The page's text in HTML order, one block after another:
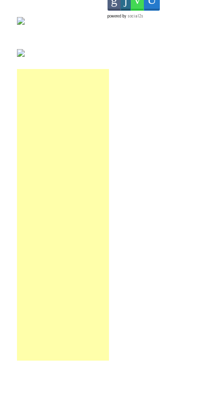
powered by social2s